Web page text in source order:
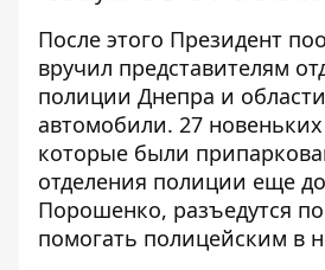
После этого Президент
вручил представителям
полиции Днепра и
автомобили. 27
которые были
отделения полиции еще
Порошенко, разъедутся
помогать полицейским в